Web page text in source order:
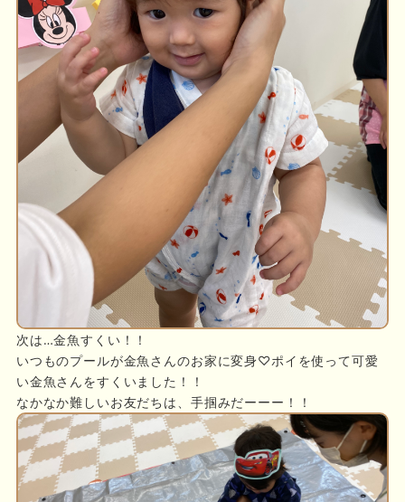
次は…金魚すくい！！
いつものプールが金魚さんのお家に変身♡ポイを使って可愛
い金魚さんをすくいました！！
なかなか難しいお友だちは、手掴みだーーー！！